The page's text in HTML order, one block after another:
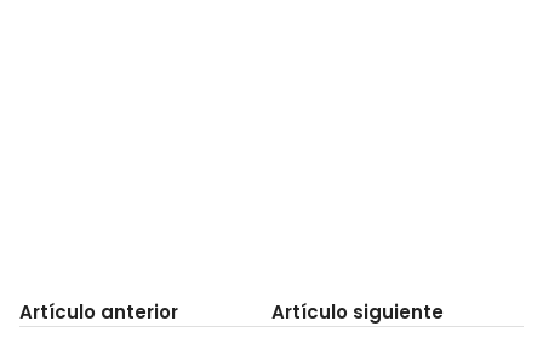
Artículo anterior Artículo siguiente